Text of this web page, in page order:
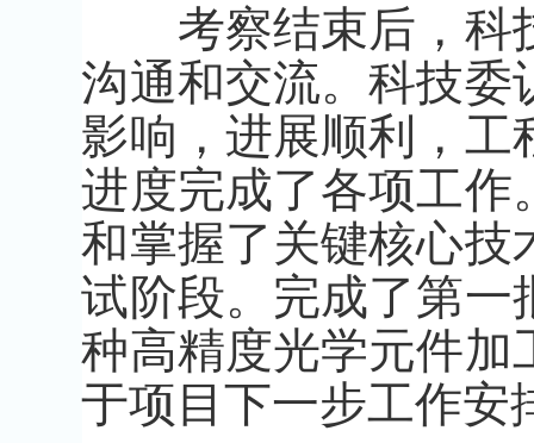
考察结束后，科
沟通和交流。科技委
影响，进展顺利，工
进度完成了各项工作
和掌握了关键核心技
试阶段。完成了第一
种高精度光学元件加
于项目下一步工作安